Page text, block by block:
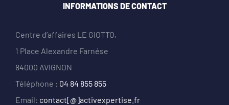
INFORMATIONS DE CONTACT
Centre d’affaires LE GIOTTO,
1 Place Alexandre Farnése
84000 AVIGNON
Téléphone : 04 84 855 855
Email: contact[@]activexpertise.fr